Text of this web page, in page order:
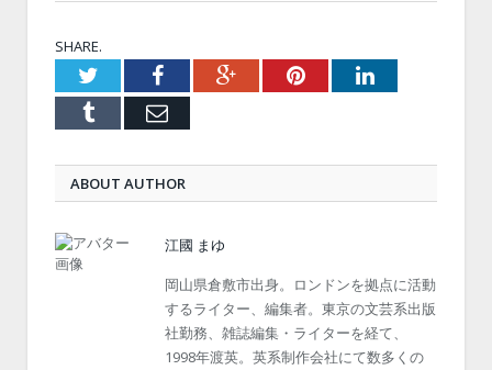
SHARE.
TwitterFacebookGoogle+PinterestLinkedIn
Tumblr Email
ABOUT AUTHOR
江國 まゆ
岡山県倉敷市出身。ロンドンを拠点に活動
するライター、編集者。東京の文芸系出版
社勤務、雑誌編集・ライターを経て、
1998年渡英。英系制作会社にて数多くの